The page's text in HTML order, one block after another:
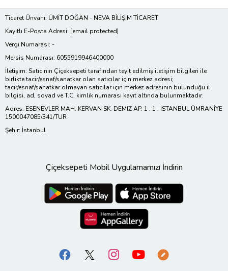
Ticaret Ünvanı: ÜMİT DOĞAN - NEVA BİLİŞİM TİCARET
Kayıtlı E-Posta Adresi: [email protected]
Vergi Numarası: -
Mersis Numarası: 6055919946400000
İletişim: Satıcının Çiçeksepeti tarafından teyit edilmiş iletişim bilgileri ile
birlikte tacir/esnaf/sanatkar olan satıcılar için merkez adresi;
tacir/esnaf/sanatkar olmayan satıcılar için merkez adresinin bulunduğu il
bilgisi, ad, soyad ve T.C. kimlik numarası kayıt altında bulunmaktadır.
Adres: ESENEVLER MAH. KERVAN SK. DEMIZ AP. 1 : 1 : İSTANBUL ÜMRANİYE
1500047085/341/TUR
Şehir: İstanbul
Çiçeksepeti Mobil Uygulamamızı İndirin